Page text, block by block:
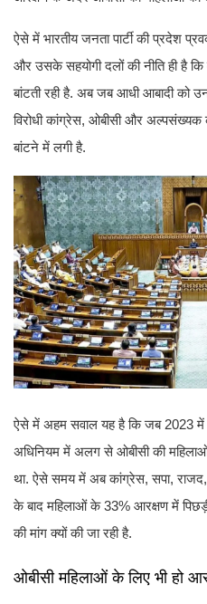
ऐसे में भारतीय जनता पार्टी की प्रदेश
और उसके सहयोगी दलों की नीति ही है
बांटती रही है. अब जब आधी आबादी को
विरोधी कांग्रेस, ओबीसी और
बांटने में लगी है.
ऐसे में अहम सवाल यह है कि जब 2023 में
अधिनियम में अलग से ओबीसी की
था. ऐसे समय में अब कांग्रेस, सपा, राजद,
के बाद महिलाओं के 33% आरक्षण में
की मांग क्यों की जा रही है.
ओबीसी महिलाओं के लिए भी हो